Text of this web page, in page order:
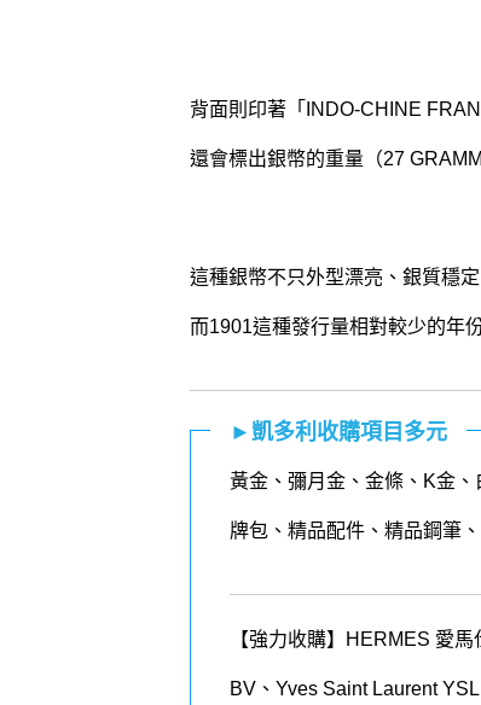
背面則印著「INDO-CHINE
還會標出銀幣的重量（27
這種銀幣不只外型漂亮、銀質穩
而1901這種發行量相對較少的年
►凱多利收購項目多元
黃金 、 彌月金 、 金條 、K金
牌包、精品配件、精品鋼筆
【強力收購】HERMES 愛
BV、Yves Saint Laurent